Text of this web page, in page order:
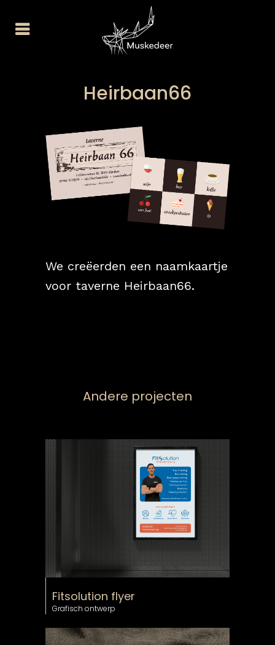
Heirbaan66
We creëerden een naamkaartje
voor taverne Heirbaan66.
Andere projecten
Fitsolution flyer
Grafisch ontwerp